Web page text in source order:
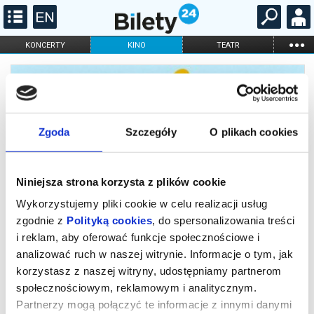
Zgoda Szczegóły O plikach cookies
Niniejsza strona korzysta z plików cookie
Wykorzystujemy pliki cookie w celu realizacji usług
zgodnie z Polityką cookies, do spersonalizowania treści
i reklam, aby oferować funkcje społecznościowe i
analizować ruch w naszej witrynie. Informacje o tym, jak
korzystasz z naszej witryny, udostępniamy partnerom
społecznościowym, reklamowym i analitycznym.
Partnerzy mogą połączyć te informacje z innymi danymi
KONCERTY KINO TEATR ...
FILHARMONIA OPERA I BALET
DLA DZIECI
KARNETY
ANIMOCJE - Odejście z gorzkim
posmakiem